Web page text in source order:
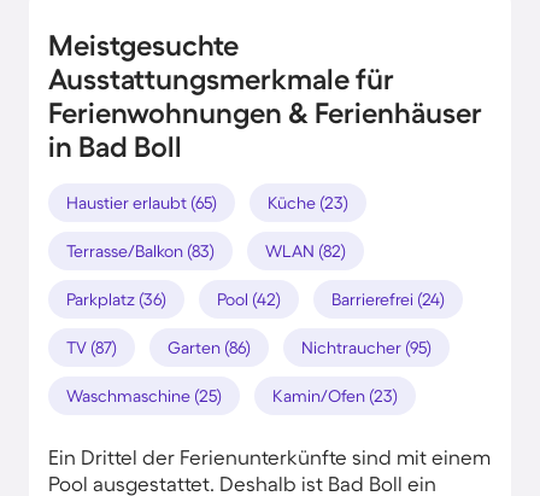
Meistgesuchte
Ausstattungsmerkmale für
Ferienwohnungen & Ferienhäuser
in Bad Boll
Haustier erlaubt (65) Küche (23)
Terrasse/Balkon (83) WLAN (82)
Parkplatz (36) Pool (42) Barrierefrei (24)
TV (87) Garten (86) Nichtraucher (95)
Waschmaschine (25) Kamin/Ofen (23)
Ein Drittel der Ferienunterkünfte sind mit einem
Pool ausgestattet. Deshalb ist Bad Boll ein